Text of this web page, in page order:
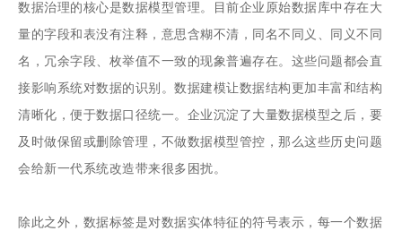
数据治理的核心是数据模型管理。目前企业原始数据库中存在大
量的字段和表没有注释，意思含糊不清，同名不同义、同义不同
名，冗余字段、枚举值不一致的现象普遍存在。这些问题都会直
接影响系统对数据的识别。数据建模让数据结构更加丰富和结构
清晰化，便于数据口径统一。企业沉淀了大量数据模型之后，要
及时做保留或删除管理，不做数据模型管控，那么这些历史问题
会给新一代系统改造带来很多困扰。
除此之外，数据标签是对数据实体特征的符号表示，每一个数据